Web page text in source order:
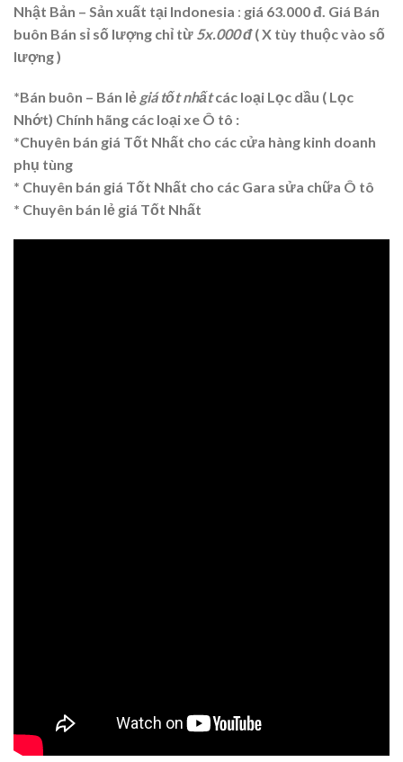
Nhật Bản – Sản xuất tại Indonesia : giá 63.000 đ. Giá Bán
buôn Bán sỉ số lượng chỉ từ 5x.000 đ( X tùy thuộc vào số
lượng )
*Bán buôn – Bán lẻ giá tốt nhất các loại Lọc dầu ( Lọc
Nhớt) Chính hãng các loại xe Ô tô :
*Chuyên bán giá Tốt Nhất cho các cửa hàng kinh doanh
phụ tùng
* Chuyên bán giá Tốt Nhất cho các Gara sửa chữa Ô tô
* Chuyên bán lẻ giá Tốt Nhất